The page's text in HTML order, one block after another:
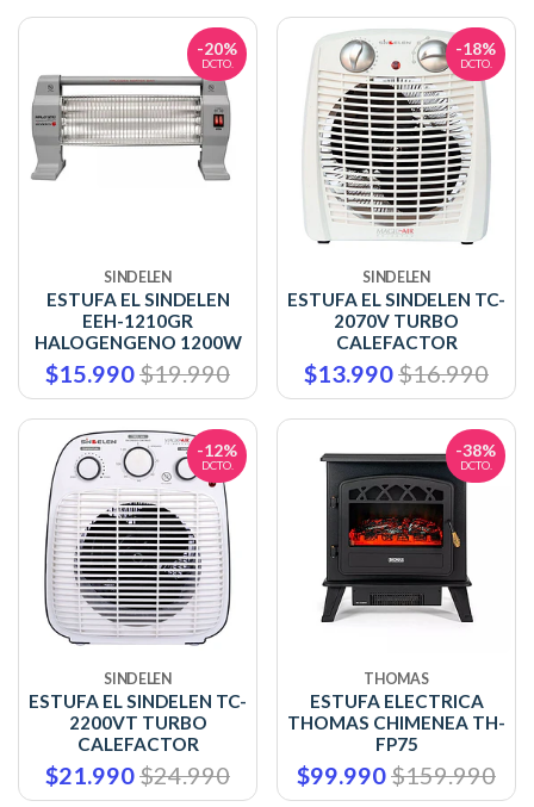
-20%
DCTO.
SINDELEN
ESTUFA EL SINDELEN
EEH-1210GR
HALOGENGENO 1200W
$15.990$19.990
-18%
DCTO.
SINDELEN
ESTUFA EL SINDELEN TC-
2070V TURBO
CALEFACTOR
$13.990$16.990
-12%
DCTO.
SINDELEN
ESTUFA EL SINDELEN TC-
2200VT TURBO
CALEFACTOR
$21.990$24.990
-38%
DCTO.
THOMAS
ESTUFA ELECTRICA
THOMAS CHIMENEA TH-
FP75
$99.990$159.990